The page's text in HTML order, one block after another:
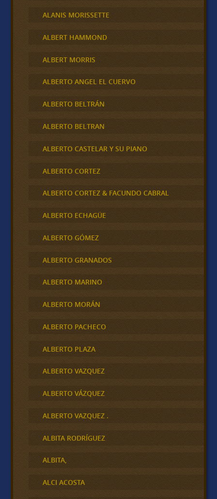
ALANIS MORISSETTE
ALBERT HAMMOND
ALBERT MORRIS
ALBERTO ANGEL EL CUERVO
ALBERTO BELTRÁN
ALBERTO BELTRAN
ALBERTO CASTELAR Y SU PIANO
ALBERTO CORTEZ
ALBERTO CORTEZ & FACUNDO CABRAL
ALBERTO ECHAGÜE
ALBERTO GÓMEZ
ALBERTO GRANADOS
ALBERTO MARINO
ALBERTO MORÁN
ALBERTO PACHECO
ALBERTO PLAZA
ALBERTO VAZQUEZ
ALBERTO VÁZQUEZ
ALBERTO VAZQUEZ .
ALBITA RODRÍGUEZ
ALBITA,
ALCI ACOSTA